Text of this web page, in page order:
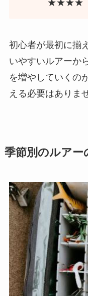
★★★★
初心者が最初に揃
いやすいルアーか
を増やしていくの
える必要はありま
季節別のルアー